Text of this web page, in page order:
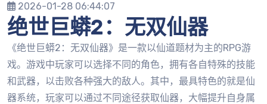
2026-01-28 06:44:07
绝世巨蟒2：无双仙器
《绝世巨蟒2：无双仙器》是一款以仙道题材为主的RPG游
戏。游戏中玩家可以选择不同的角色，拥有各自特殊的技能
和武器，以击败各种强大的敌人。其中，最具特色的就是仙
器系统，玩家可以通过不同途径获取仙器，大幅提升自身属